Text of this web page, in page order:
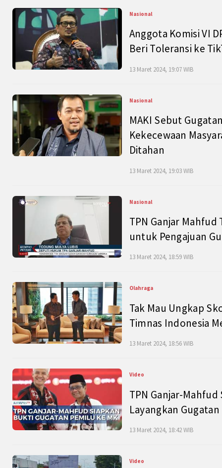
Nasional
Anggota Komisi VI
Beri Toleransi ke
13 Maret 2024, 19:07 WIB
Nasional
MAKI Sebut
Kekecewaan
Ditahan
13 Maret 2024, 19:03 WIB
Nasional
TPN Ganjar
untuk Pengajuan
13 Maret 2024, 18:59 WIB
Olahraga
Tak Mau Ungkap
Timnas Indonesia
13 Maret 2024, 18:56 WIB
Video
TPN Ganjar-
Layangkan
13 Maret 2024, 18:42 WIB
Video